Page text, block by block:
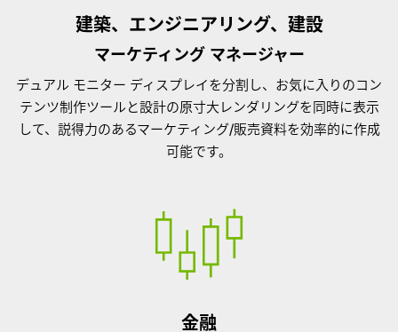
建築、エンジニアリング、建設
マーケティング マネージャー
デュアル モニター ディスプレイを分割し、お気に入りのコン
テンツ制作ツールと設計の原寸大レンダリングを同時に表示
して、説得力のあるマーケティング/販売資料を効率的に作成
可能です。
金融